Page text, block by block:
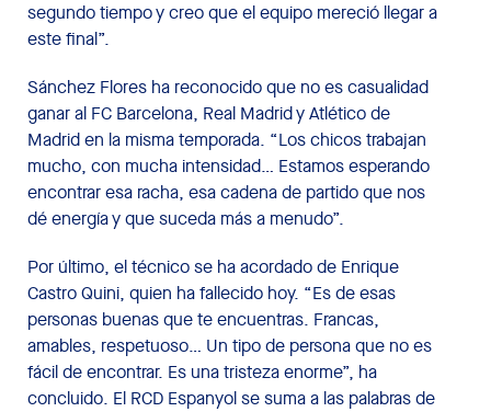
segundo tiempo y creo que el equipo mereció llegar a
este final”.
Sánchez Flores ha reconocido que no es casualidad
ganar al FC Barcelona, Real Madrid y Atlético de
Madrid en la misma temporada. “Los chicos trabajan
mucho, con mucha intensidad… Estamos esperando
encontrar esa racha, esa cadena de partido que nos
dé energía y que suceda más a menudo”.
Por último, el técnico se ha acordado de Enrique
Castro Quini, quien ha fallecido hoy. “Es de esas
personas buenas que te encuentras. Francas,
amables, respetuoso… Un tipo de persona que no es
fácil de encontrar. Es una tristeza enorme”, ha
concluido. El RCD Espanyol se suma a las palabras de